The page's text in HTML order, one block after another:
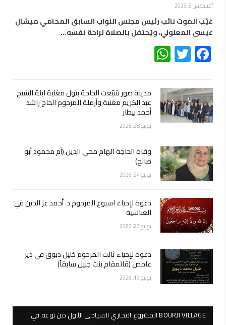
أغسطس 5, 2026
غيّب الموت نائب رئيس مجلس النواب السابق المحامي ميشال
عيسى المعلولي، ويُحتفل بالصلاة لراحة نفسه…
Facebook
Twitter
مدينة صور شيّعت الحاجة بتول مغنية ابنة الشيخ
عبد الكريم مغنية وأرملة المرحوم الحاج راشد
أحمد بيطار
يوليو 28, 2026
وفاة الحاجة الهام محي الدين (أم محمود أبو
صالح)
يوليو 24, 2026
دعوة لإحياء اسبوع المرحوم د. أحمد عز الدين في
العباسية
يوليو 23, 2026
دعوة لإحياء ثالث المرحوم خليل دبوق في دير
عامص (قائمقام بنت جبيل سابقاً)
يوليو 19, 2026
BOURJI VILLAGE المشروع التجاري السياحي الأول من نوعه في